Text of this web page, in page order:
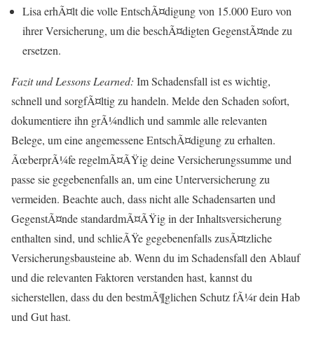
Lisa erhÃ¤lt die volle EntschÃ¤digung von 15.000 Euro von
ihrer Versicherung, um die beschÃ¤digten GegenstÃ¤nde zu
ersetzen.
Fazit und Lessons Learned: Im Schadensfall ist es wichtig,
schnell und sorgfÃ¤ltig zu handeln. Melde den Schaden sofort,
dokumentiere ihn grÃ¼ndlich und sammle alle relevanten
Belege, um eine angemessene EntschÃ¤digung zu erhalten.
ÃœberprÃ¼fe regelmÃ¤ÃŸig deine Versicherungssumme und
passe sie gegebenenfalls an, um eine Unterversicherung zu
vermeiden. Beachte auch, dass nicht alle Schadensarten und
GegenstÃ¤nde standardmÃ¤ÃŸig in der Inhaltsversicherung
enthalten sind, und schlieÃŸe gegebenenfalls zusÃ¤tzliche
Versicherungsbausteine ab. Wenn du im Schadensfall den Ablauf
und die relevanten Faktoren verstanden hast, kannst du
sicherstellen, dass du den bestmÃ¶glichen Schutz fÃ¼r dein Hab
und Gut hast.